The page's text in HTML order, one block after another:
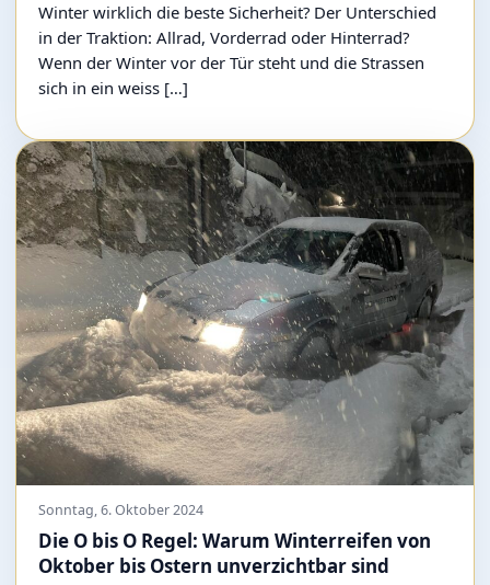
Winter wirklich die beste Sicherheit? Der Unterschied
in der Traktion: Allrad, Vorderrad oder Hinterrad?
Wenn der Winter vor der Tür steht und die Strassen
sich in ein weiss […]
Sonntag, 6. Oktober 2024
Die O bis O Regel: Warum Winterreifen von
Oktober bis Ostern unverzichtbar sind